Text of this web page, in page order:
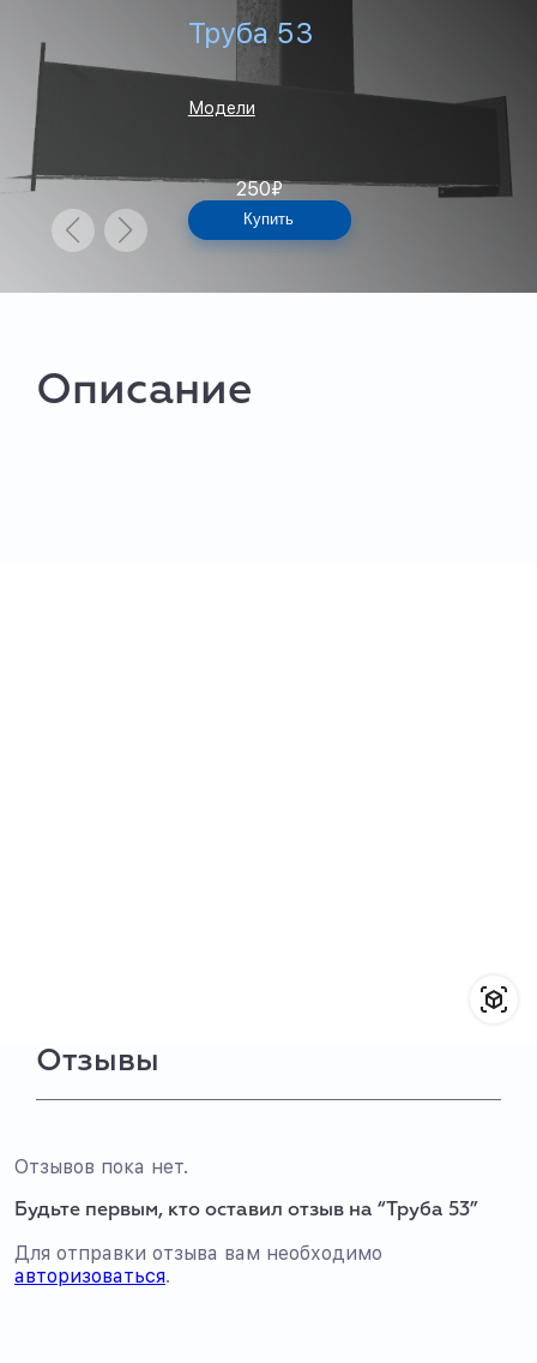
Труба 53
Модели
250₽
Купить
Описание
Отзывы
Отзывов пока нет.
Будьте первым, кто оставил отзыв на “Труба 53”
Для отправки отзыва вам необходимо
авторизоваться.